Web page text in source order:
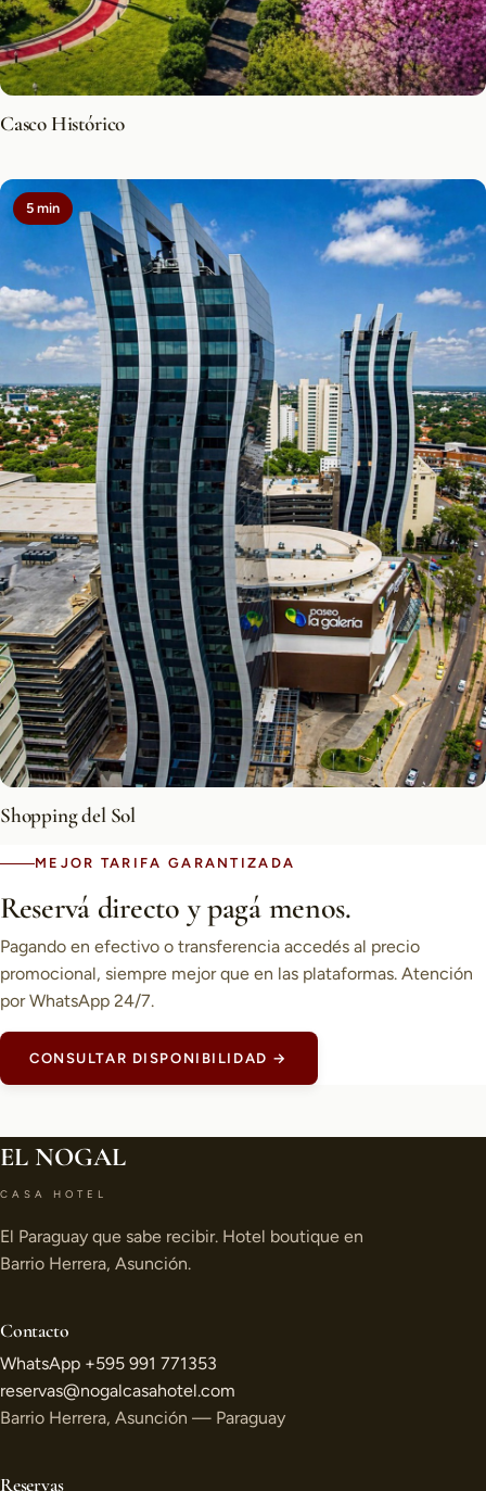
Casco Histórico
5 min
Shopping del Sol
MEJOR TARIFA GARANTIZADA
Reservá directo y pagá menos.
Pagando en efectivo o transferencia accedés al precio
promocional, siempre mejor que en las plataformas. Atención
por WhatsApp 24/7.
CONSULTAR DISPONIBILIDAD →
EL NOGAL
CASA HOTEL
El Paraguay que sabe recibir. Hotel boutique en
Barrio Herrera, Asunción.
Contacto
WhatsApp +595 991 771353
reservas@nogalcasahotel.com
Barrio Herrera, Asunción — Paraguay
Reservas